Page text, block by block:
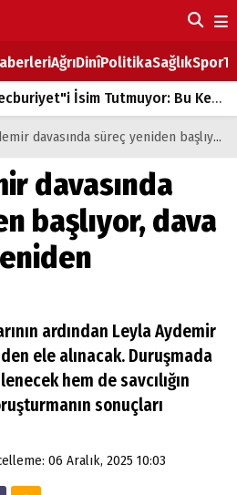
AğrıDinîPolitikaSağlıkSpor
İsim Tutmuyor: Bu Kez de Mem u Zîn Oldu!
Fiyatlarına Zam
sırtındaki ağır yük
TAHTASI
süreç yeniden başlıyor, dava 16 Ocak’ta yeniden görülecek
davasında
başlıyor, dava
ardından Leyla Aydemir
ele alınacak. Duruşmada
hem de savcılığın
sonuçları
06 Aralık, 2025 10:03